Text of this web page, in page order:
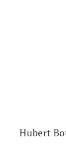
Hubert